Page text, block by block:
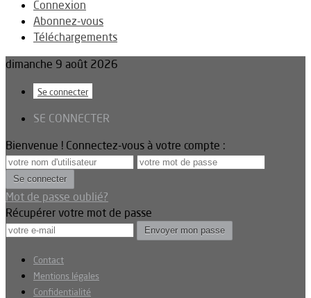
Connexion
Abonnez-vous
Téléchargements
dimanche 9 août 2026
Se connecter
SE CONNECTER
Bienvenue ! Connectez-vous à votre compte :
Mot de passe oublié?
Récupérer votre mot de passe
Contact
Mentions légales
Confidentialité